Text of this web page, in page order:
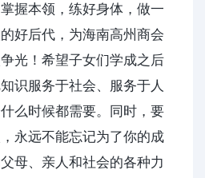
握本领，练好身体，做一
好后代，为海南高州商会
光！希望子女们学成之后
识服务于社会、服务于人
么时候都需要。同时，要
永远不能忘记为了你的成
母、亲人和社会的各种力